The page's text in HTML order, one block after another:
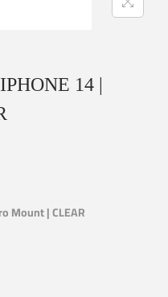
14 |
Mount | CLEAR